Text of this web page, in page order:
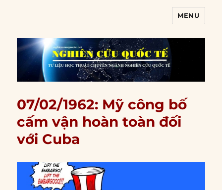
MENU
07/02/1962: Mỹ công bố
cấm vận hoàn toàn đối
với Cuba